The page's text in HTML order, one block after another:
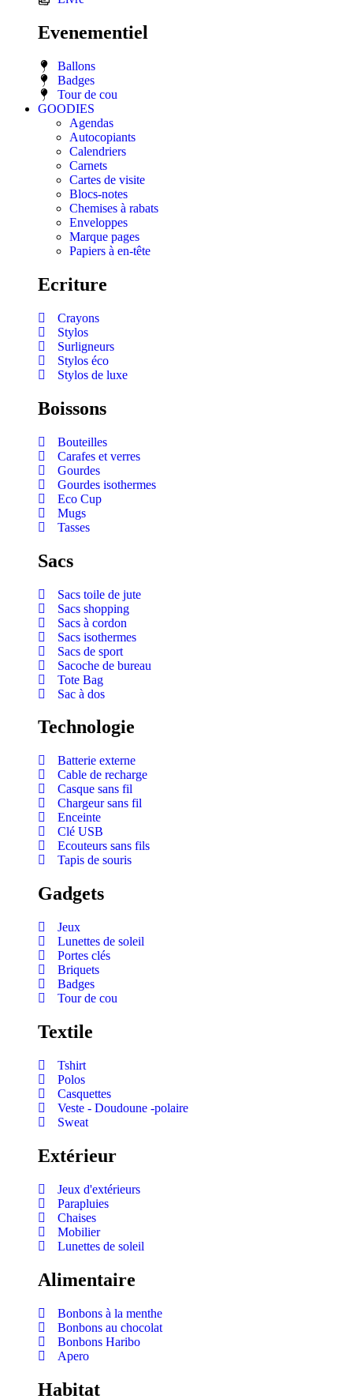
Evenementiel
Ballons
Badges
Tour de cou
GOODIES
Agendas
Autocopiants
Calendriers
Carnets
Cartes de visite
Blocs-notes
Chemises à rabats
Enveloppes
Marque pages
Papiers à en-tête
Ecriture
Crayons
Stylos
Surligneurs
Stylos éco
Stylos de luxe
Boissons
Bouteilles
Carafes et verres
Gourdes
Gourdes isothermes
Eco Cup
Mugs
Tasses
Sacs
Sacs toile de jute
Sacs shopping
Sacs à cordon
Sacs isothermes
Sacs de sport
Sacoche de bureau
Tote Bag
Sac à dos
Technologie
Batterie externe
Cable de recharge
Casque sans fil
Chargeur sans fil
Enceinte
Clé USB
Ecouteurs sans fils
Tapis de souris
Gadgets
Jeux
Lunettes de soleil
Portes clés
Briquets
Badges
Tour de cou
Textile
Tshirt
Polos
Casquettes
Veste - Doudoune -polaire
Sweat
Extérieur
Jeux d'extérieurs
Parapluies
Chaises
Mobilier
Lunettes de soleil
Alimentaire
Bonbons à la menthe
Bonbons au chocolat
Bonbons Haribo
Apero
Habitat